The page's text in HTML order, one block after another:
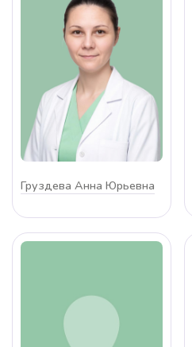
Груздева Анна Юрьевна